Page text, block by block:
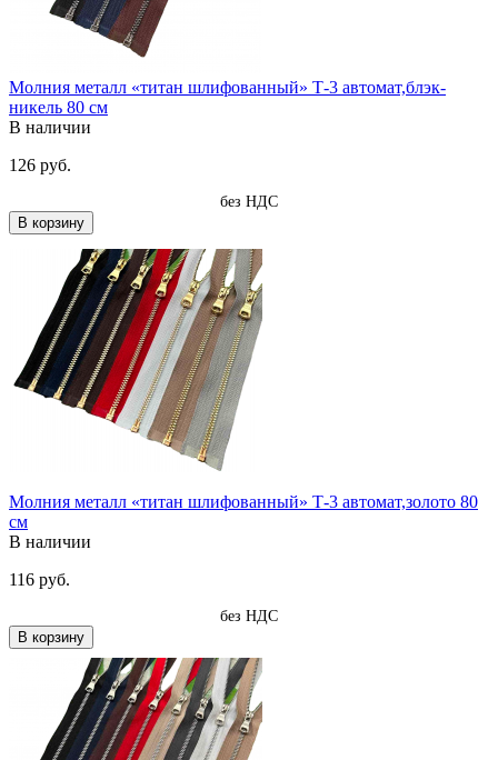
Молния металл «титан шлифованный» Т-3 автомат,блэк-
никель 80 см
В наличии
126 руб.
без НДС
В корзину
Молния металл «титан шлифованный» Т-3 автомат,золото 80
см
В наличии
116 руб.
без НДС
В корзину